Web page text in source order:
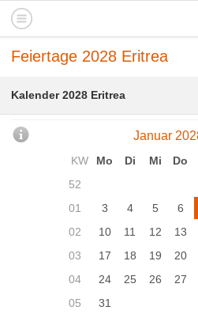
Feiertage 2028 Eritrea
Kalender 2028 Eritrea
Januar
KW Mo Di Mi Do
52
01
3 4 5 6
02
10 11 12 13
03
17 18 19 20
04
24 25 26 27
05
31